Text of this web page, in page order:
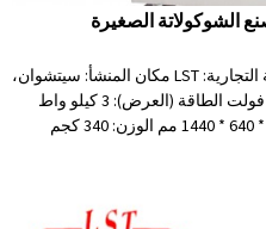
الشوكولاتة الصغيرة
نظرة عامة تفاصيل سريعة اسم العلامة التجارية: LST مكان المنشأ: سيتشوان،
الصين الجهد الكهربائي: 220 فولت/110 فولت الطاقة (العرض): 3 كيلو واط
البعد (الطول * العرض * الارتفاع): 1140 * 640 * 1440 مم الوزن: 340 كجم